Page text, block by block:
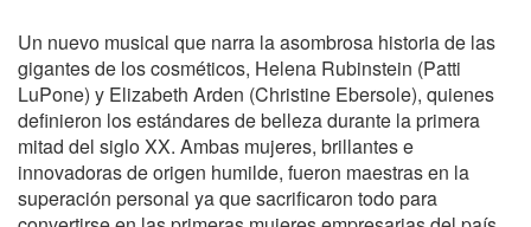
Un nuevo musical que narra la asombrosa historia de las
gigantes de los cosméticos, Helena Rubinstein (Patti
LuPone) y Elizabeth Arden (Christine Ebersole), quienes
definieron los estándares de belleza durante la primera
mitad del siglo XX. Ambas mujeres, brillantes e
innovadoras de origen humilde, fueron maestras en la
superación personal ya que sacrificaron todo para